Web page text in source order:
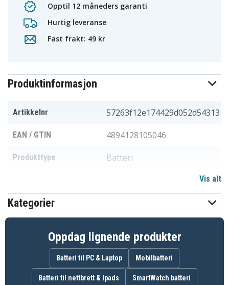
Opptil 12 måneders garanti
Hurtig leveranse
Fast frakt: 49 kr
Produktinformasjon
Artikkelnr 57263f12e174429d052d54313
EAN / GTIN 4894128105046
Produkttype Batteri
Batteri type
Overladingsbeskyttelse Ja
53,13 x 33,96 x 4,77 mm
Vis alt
Kategorier
Oppdag lignende produkter
Batteri til PC & Laptop Mobilbatteri
Batteri til nettbrett & Ipads SmartWatch batteri